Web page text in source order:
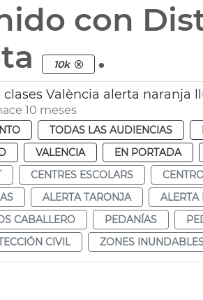
con
10k .
clases València alerta naranja
10 meses
TODAS LAS AUDIENCIAS
VALENCIA EN PORTADA
CENTRES ESCOLARS
ALERTA TARONJA ALERTA
CABALLERO
PEDANÍAS
CIVIL
ZONES